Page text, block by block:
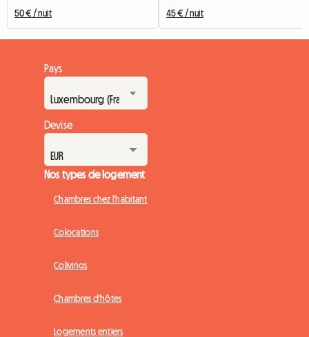
50 € / nuit 45 € / nuit
Pays
Devise
Nos types de logement
Chambres chez l'habitant
Colocations
Colivings
Chambres d'hôtes
Logements entiers